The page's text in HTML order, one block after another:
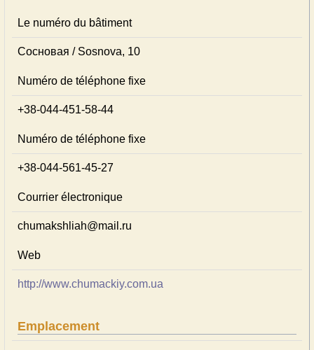
Le numéro du bâtiment
Сосновая / Sosnova, 10
Numéro de téléphone fixe
+38-044-451-58-44
Numéro de téléphone fixe
+38-044-561-45-27
Courrier électronique
chumakshliah@mail.ru
Web
http://www.chumackiy.com.ua
Emplacement